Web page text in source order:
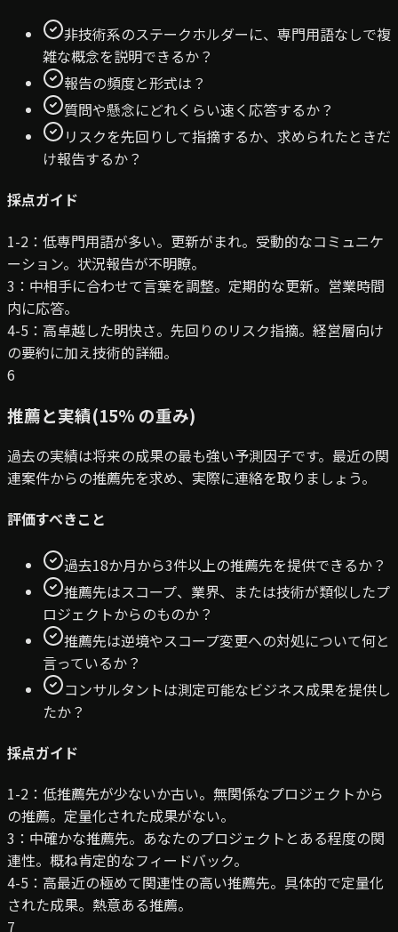
非技術系のステークホルダーに、専門用語なしで複
雑な概念を説明できるか？
報告の頻度と形式は？
質問や懸念にどれくらい速く応答するか？
リスクを先回りして指摘するか、求められたときだ
け報告するか？
採点ガイド
1-2：低専門用語が多い。更新がまれ。受動的なコミュニケ
ーション。状況報告が不明瞭。
3：中相手に合わせて言葉を調整。定期的な更新。営業時間
内に応答。
4-5：高卓越した明快さ。先回りのリスク指摘。経営層向け
の要約に加え技術的詳細。
6
推薦と実績(15% の重み)
過去の実績は将来の成果の最も強い予測因子です。最近の関
連案件からの推薦先を求め、実際に連絡を取りましょう。
評価すべきこと
過去18か月から3件以上の推薦先を提供できるか？
推薦先はスコープ、業界、または技術が類似したプ
ロジェクトからのものか？
推薦先は逆境やスコープ変更への対処について何と
言っているか？
コンサルタントは測定可能なビジネス成果を提供し
たか？
採点ガイド
1-2：低推薦先が少ないか古い。無関係なプロジェクトから
の推薦。定量化された成果がない。
3：中確かな推薦先。あなたのプロジェクトとある程度の関
連性。概ね肯定的なフィードバック。
4-5：高最近の極めて関連性の高い推薦先。具体的で定量化
された成果。熱意ある推薦。
7